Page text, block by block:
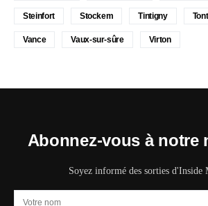
Steinfort Stockem Tintigny
Vance Vaux-sur-sûre Virton
Abonnez-vous à notre
Soyez informé des sorties d'Inside